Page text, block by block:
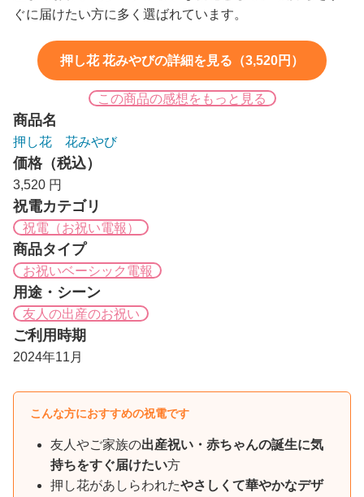
ぐに届けたい方に多く選ばれています。
押し花 花みやびの詳細を見る（3,520円）
この商品の感想をもっと見る
商品名
押し花 花みやび
価格（税込）
3,520 円
祝電カテゴリ
祝電（お祝い電報）
商品タイプ
お祝いベーシック電報
用途・シーン
友人の出産のお祝い
ご利用時期
2024年11月
こんな方におすすめの祝電です
友人やご家族の出産祝い・赤ちゃんの誕生に気
持ちをすぐ届けたい方
押し花があしらわれたやさしくて華やかなデザ